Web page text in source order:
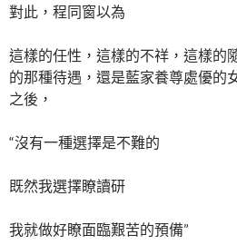
對此，程同窗以為
這樣的任性，這樣的不祥，這樣的
的那種待遇，還是藍家養尊處優的
之後，
“沒有一種選擇是不難的
既然我選擇瞭讀研
我就做好瞭面臨艱苦的預備”